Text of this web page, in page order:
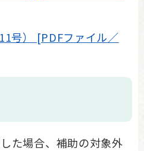
号） [PDFファイル／
た場合、補助の対象外